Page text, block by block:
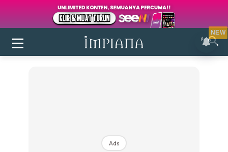
Ads
NEW